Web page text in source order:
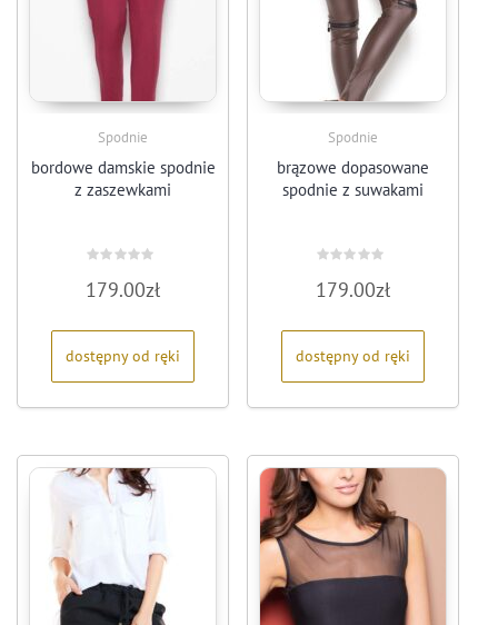
Spodnie
bordowe damskie spodnie
z zaszewkami
0
na
179.00zł
dostępny od ręki
Spodnie
brązowe dopasowane
spodnie z suwakami
0
na
179.00zł
dostępny od ręki